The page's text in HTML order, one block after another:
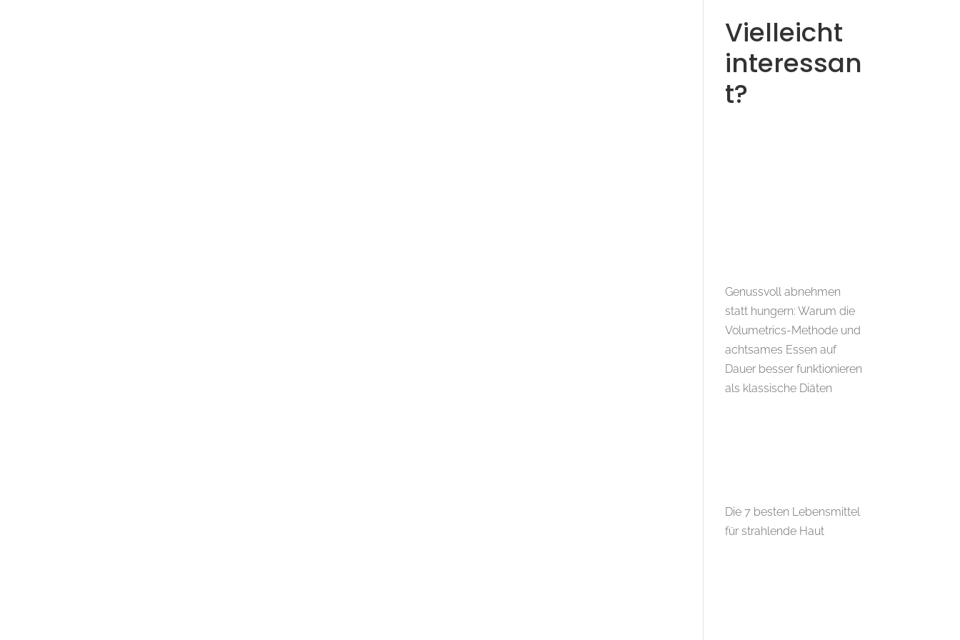
Vielleicht
interessan
t?
Genussvoll abnehmen
statt hungern: Warum die
Volumetrics-Methode und
achtsames Essen auf
Dauer besser funktionieren
als klassische Diäten
Die 7 besten Lebensmittel
für strahlende Haut